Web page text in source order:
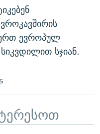
ევროპულ
სჯიან.